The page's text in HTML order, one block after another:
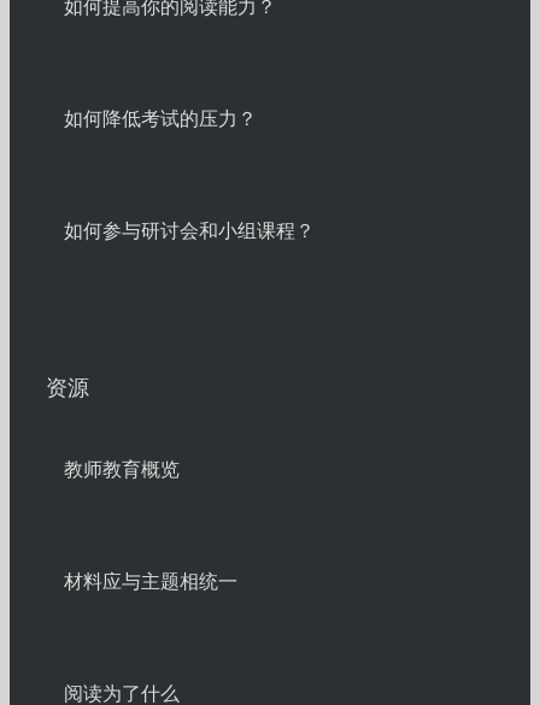
如何提高你的阅读能力？
如何降低考试的压力？
如何参与研讨会和小组课程？
资源
教师教育概览
材料应与主题相统一
阅读为了什么